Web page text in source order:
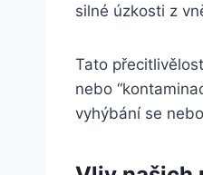
silné úzkosti z
Tato
nebo
vyhýbání se